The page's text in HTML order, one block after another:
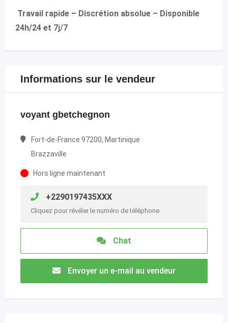
Travail rapide – Discrétion absolue – Disponible
24h/24 et 7j/7
Informations sur le vendeur
voyant gbetchegnon
Fort-de-France 97200, Martinique
Brazzaville
Hors ligne maintenant
+2290197435XXX
Cliquez pour révéler le numéro de téléphone
Chat
Envoyer un e-mail au vendeur